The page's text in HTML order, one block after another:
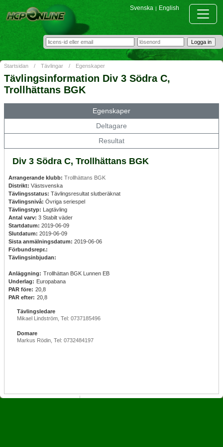
Svenska | English
Startsidan / Tävlingar / Egenskaper
Tävlingsinformation Div 3 Södra C,
Trollhättans BGK
Egenskaper
Deltagare
Resultat
Div 3 Södra C, Trollhättans BGK
Arrangerande klubb: Trollhättans BGK
Distrikt: Västsvenska
Tävlingsstatus: Tävlingsresultat slutberäknat
Tävlingsnivå: Övriga seriespel
Tävlingstyp: Lagtävling
Antal varv: 3 Stabilt väder
Startdatum: 2019-06-09
Slutdatum: 2019-06-09
Sista anmälningsdatum: 2019-06-06
Förbundsrepr.:
Tävlingsinbjudan:
Anläggning: Trollhättan BGK Lunnen EB
Underlag: Europabana
PAR före: 20,8
PAR efter: 20,8
Tävlingsledare
Mikael Lindström, Tel: 0737185496
Domare
Markus Rödin, Tel: 0732484197